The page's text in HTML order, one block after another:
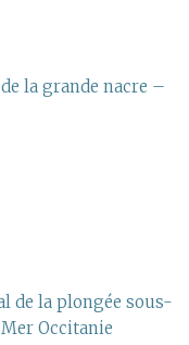
la grande nacre –
de la plongée sous-
Occitanie